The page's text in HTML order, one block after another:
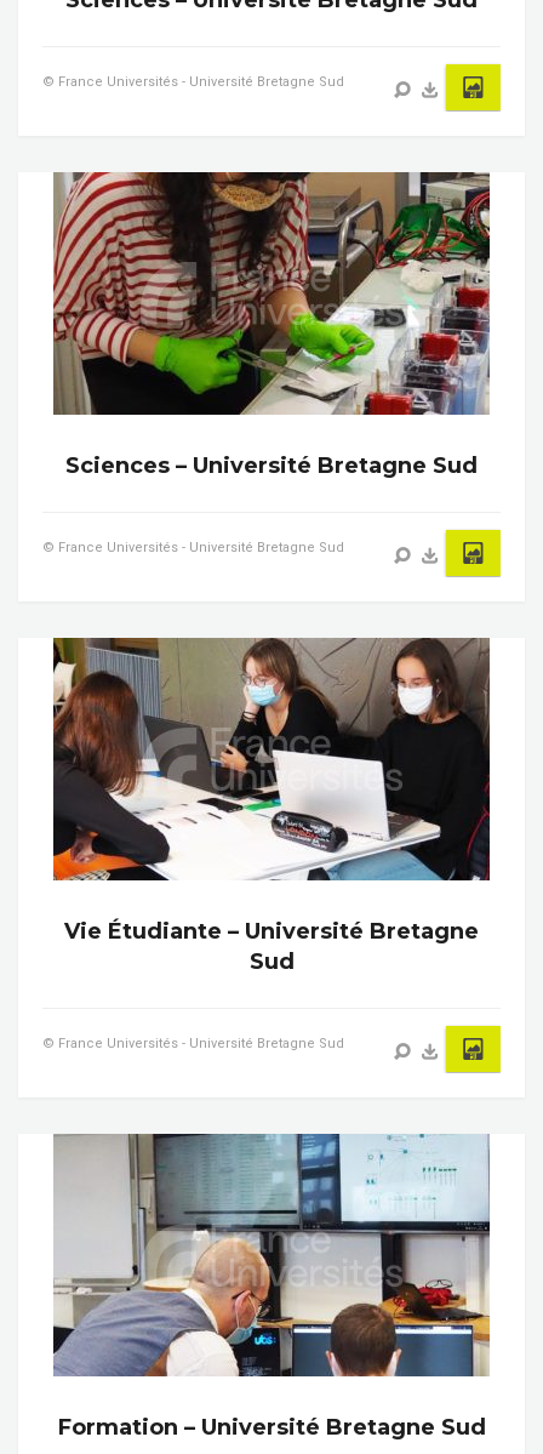
© France Universités - Université Bretagne Sud
Sciences – Université Bretagne Sud
© France Universités - Université Bretagne Sud
Vie Étudiante – Université Bretagne
Sud
© France Universités - Université Bretagne Sud
Formation – Université Bretagne Sud